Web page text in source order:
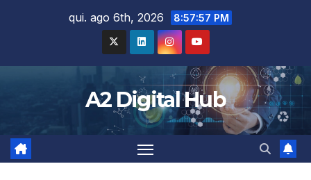
qui. ago 6th, 2026 8:57:58 PM
A2 Digital Hub